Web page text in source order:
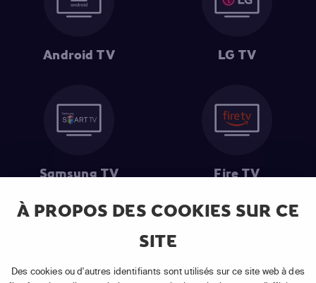
À PROPOS DES COOKIES SUR CE
SITE
Des cookies ou d'autres identifiants sont utilisés sur ce site web à des
Android TV LG TV
Samsung TV Fire TV
souscription à un abonnement APP TV Basic.